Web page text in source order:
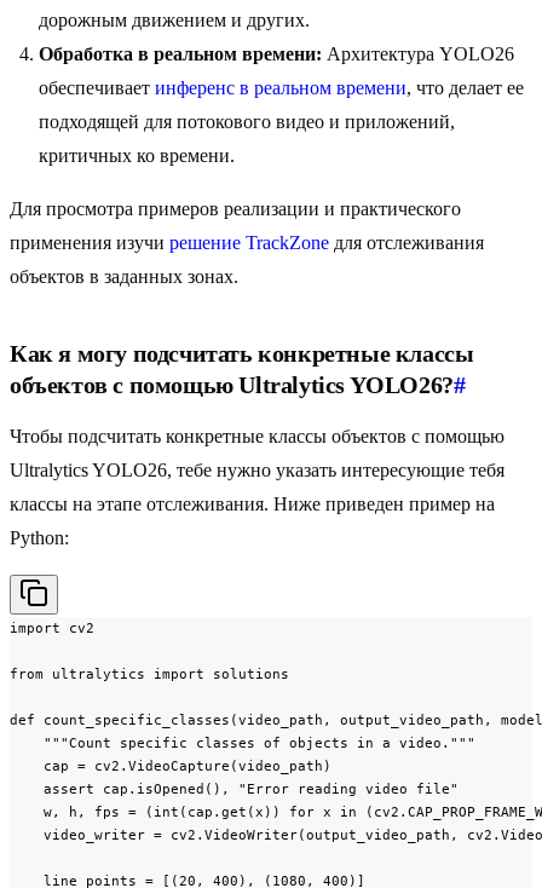
дорожным движением и других.
Обработка в реальном времени: Архитектура YOLO26
обеспечивает инференс в реальном времени, что делает ее
подходящей для потокового видео и приложений,
критичных ко времени.
Для просмотра примеров реализации и практического
применения изучи решение TrackZone для отслеживания
объектов в заданных зонах.
Как я могу подсчитать конкретные классы
объектов с помощью Ultralytics YOLO26?#
Чтобы подсчитать конкретные классы объектов с помощью
Ultralytics YOLO26, тебе нужно указать интересующие тебя
классы на этапе отслеживания. Ниже приведен пример на
Python:
import cv2
from ultralytics import solutions
def count_specific_classes(video_path, output_video_path,
    """Count specific classes of objects in a video."""
    cap = cv2.VideoCapture(video_path)
    assert cap.isOpened(), "Error reading video file"
w, h, fps = (int(cap.get(x)) for x in
video_writer = cv2.VideoWriter(output_video_path,
    line_points = [(20, 400), (1080, 400)]